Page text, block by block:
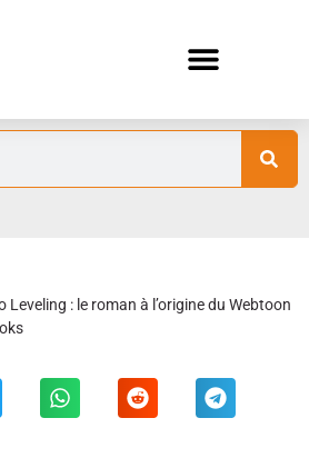
Leveling : le roman à l’origine du Webtoon